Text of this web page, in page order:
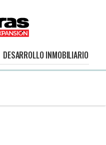
DESARROLLO INMOBILIARIO